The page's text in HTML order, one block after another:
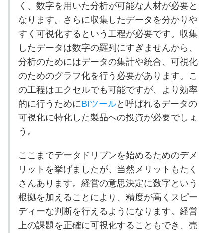
く、数字を用いた分析が可能な人材が必要と
なります。さらに収集したデータを分かりや
すく可視化するという工程が必要です。収集
したデータは数字の羅列にすぎませんから、
分析のためにはデータの集計や統合、可視化
のためのグラフ化を行う必要があります。こ
の工程はエクセルでも可能ですが、より効率
的に行うためにBIツールと呼ばれるデータの
可視化に特化した製品への投資が必要でしょ
う。
ここまでデータドリブンを始めるためのデメ
リットを挙げましたが、当然メリットもたく
さんあります。経営の意思決定に数字という
根拠を加えることにより、精度が高くスピー
ディーな判断を行えるようになります。経営
上の課題を正確に可視化することもでき、売